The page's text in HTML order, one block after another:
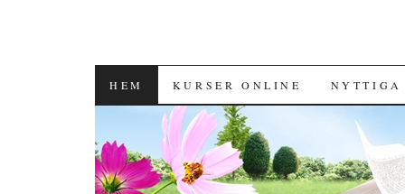
HOPPA TILL INNEHÅLL
HEM KURSER ONLINE